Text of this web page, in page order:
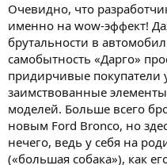
Очевидно, что
именно на wow-эффект!
брутальности в
самобытность «Дарго»
придирчивые покупатели
заимствованные
моделей. Больше всего
новым Ford Bronco, но
нечего, ведь у себя на
(«большая собака»), как